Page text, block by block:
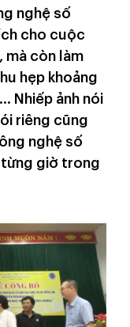
nghệ số
cho cuộc
mà còn làm
hẹp khoảng
Nhiếp ảnh nói
riêng cũng
nghệ số
từng giờ trong